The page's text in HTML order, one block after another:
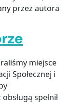
przez autora
miejsce
Społecznej i
spełnił